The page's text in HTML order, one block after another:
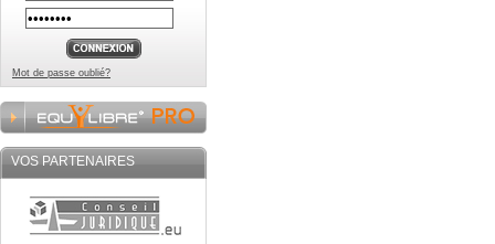
Mot de passe oublié?
VOS PARTENAIRES